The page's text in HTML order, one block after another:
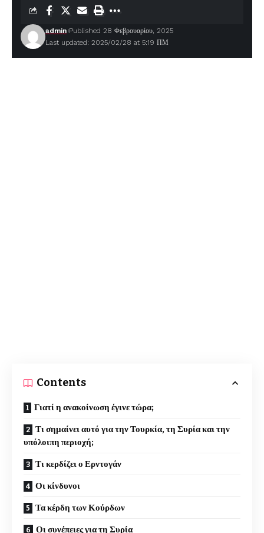
Last updated: 2025/02/28 at 5:19 ΠΜ
admin Published 28 Φεβρουαρίου, 2025
Contents
Γιατί η ανακοίνωση έγινε τώρα;
Τι σημαίνει αυτό για την Τουρκία, τη Συρία και την
υπόλοιπη περιοχή;
Τι κερδίζει ο Ερντογάν
Οι κίνδυνοι
Τα κέρδη των Κούρδων
Οι συνέπειες για τη Συρία